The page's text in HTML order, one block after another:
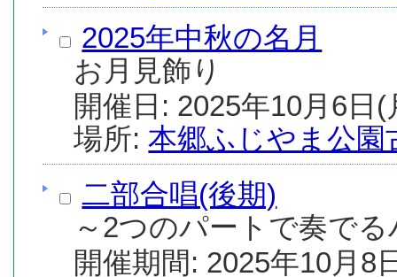
2025年中秋の名月
お月見飾り
場所:本郷ふじやま公園
二部合唱(後期)
～2つのパートで奏で
開催期間: 2025年10月8